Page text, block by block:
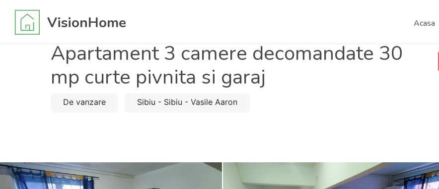
VisionHome Acasa
Apartament 3 camere decomandate 30
mp curte pivnita si garaj
De vanzare Sibiu - Sibiu - Vasile Aaron